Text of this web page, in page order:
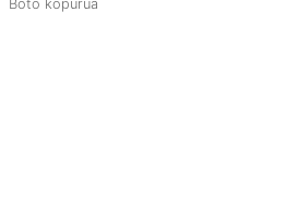
Boto kopurua